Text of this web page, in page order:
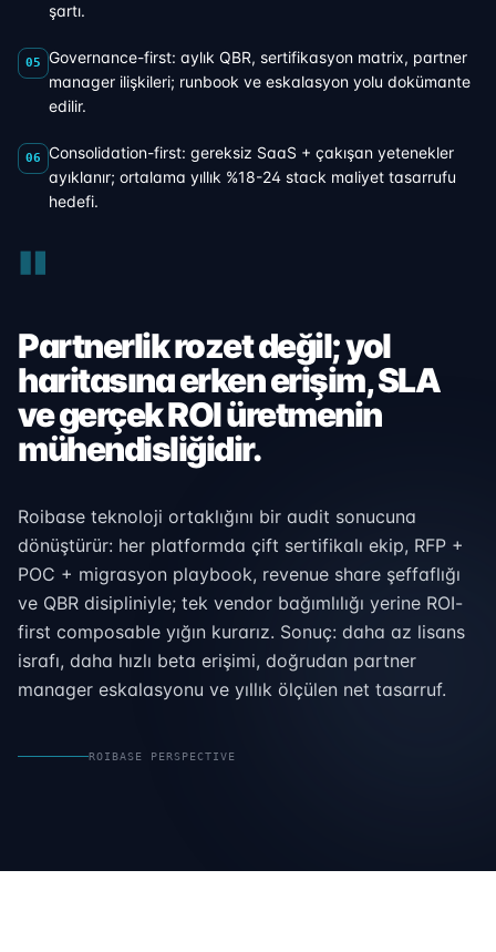
şartı.
05
Governance-first: aylık QBR, sertifikasyon matrix, partner
manager ilişkileri; runbook ve eskalasyon yolu dokümante
edilir.
06
Consolidation-first: gereksiz SaaS + çakışan yetenekler
ayıklanır; ortalama yıllık %18-24 stack maliyet tasarrufu
hedefi.
"
Partnerlik rozet değil; yol
haritasına erken erişim, SLA
ve gerçek ROI üretmenin
mühendisliğidir.
Roibase teknoloji ortaklığını bir audit sonucuna
dönüştürür: her platformda çift sertifikalı ekip, RFP +
POC + migrasyon playbook, revenue share şeffaflığı
ve QBR disipliniyle; tek vendor bağımlılığı yerine ROI-
first composable yığın kurarız. Sonuç: daha az lisans
israfı, daha hızlı beta erişimi, doğrudan partner
manager eskalasyonu ve yıllık ölçülen net tasarruf.
ROIBASE PERSPECTIVE